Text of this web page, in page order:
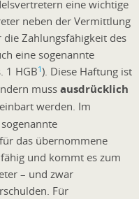
eine wichtige
neben der Vermittlung
Zahlungsfähigkeit des
eine sogenannte
1 HGB1). Diese Haftung ist
muss ausdrücklich
werden. Im
das übernommene
und kommt es zum
– und zwar
Für